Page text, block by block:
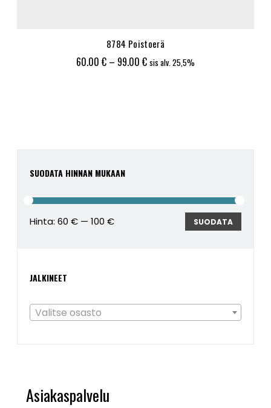
SUODATA HINNAN MUKAAN
SUODATA
Hinta:60 € —100 €
JALKINEET
Valitse osasto
8784 Poistoerä
60.00 € – 99.00 €Hintaluokka:
sis alv. 25,5%
Asiakaspalvelu